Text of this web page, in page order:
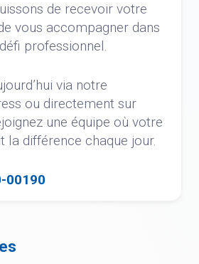
de recevoir votre
vous accompagner dans
professionnel.
via notre
ou directement sur
une équipe où votre
la différence chaque jour.
00190